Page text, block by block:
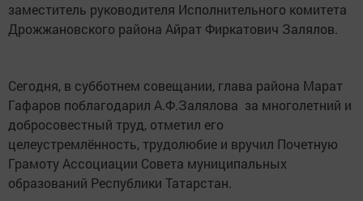
заместитель руководителя Исполнительного комитета
Дрожжановского района Айрат Фиркатович Залялов.
Сегодня, в субботнем совещании, глава района Марат
Гафаров поблагодарил А.Ф.Залялова за многолетний и
добросовестный труд, отметил его
целеустремлённость, трудолюбие и вручил Почетную
Грамоту Ассоциации Совета муниципальных
образований Республики Татарстан.